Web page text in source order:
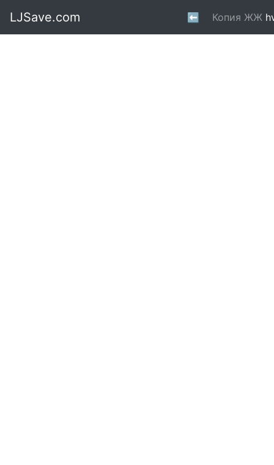
LJSave.com ⬅ Копия ЖЖ